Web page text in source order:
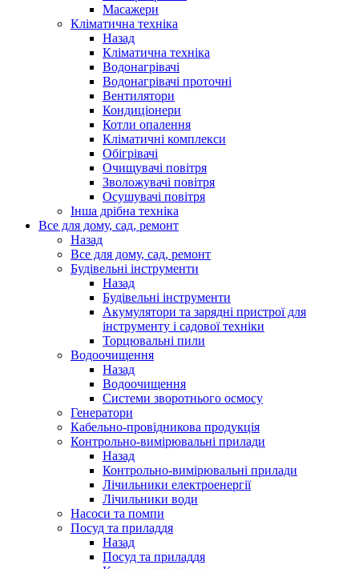
Масажери
Кліматична техніка
Назад
Кліматична техніка
Водонагрівачі
Водонагрівачі проточні
Вентилятори
Кондиціонери
Котли опалення
Кліматичні комплекси
Обігрівачі
Очищувачі повітря
Зволожувачі повітря
Осушувачі повітря
Інша дрібна техніка
Все для дому, сад, ремонт
Назад
Все для дому, сад, ремонт
Будівельні інструменти
Назад
Будівельні інструменти
Акумулятори та зарядні пристрої для
інструменту і садової техніки
Торцювальні пили
Водоочищення
Назад
Водоочищення
Системи зворотнього осмосу
Генератори
Кабельно-провідникова продукція
Контрольно-вимірювальні прилади
Назад
Контрольно-вимірювальні прилади
Лічильники електроенергії
Лічильники води
Насоси та помпи
Посуд та приладдя
Назад
Посуд та приладдя